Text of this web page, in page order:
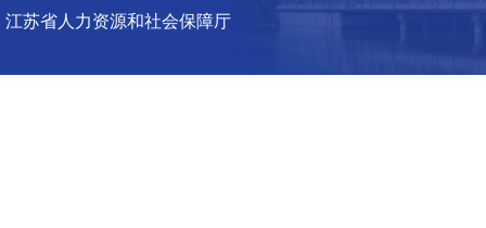
江苏省人力资源和社会保障厅